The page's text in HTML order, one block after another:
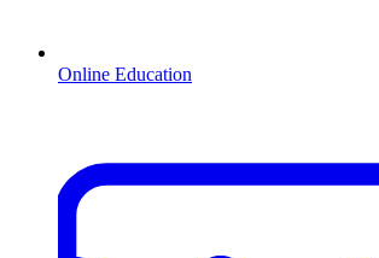
Online Education